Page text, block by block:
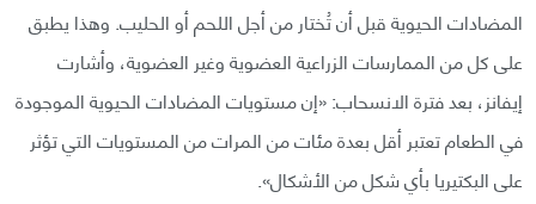
المضادات الحيوية قبل أن تُختار من أجل اللحم أو الحليب. وهذا يطبق
على كل من الممارسات الزراعية العضوية وغير العضوية، وأشارت
إيفانز، بعد فترة الانسحاب: «إن مستويات المضادات الحيوية الموجودة
في الطعام تعتبر أقل بعدة مئات من المرات من المستويات التي تؤثر
على البكتيريا بأي شكل من الأشكال».